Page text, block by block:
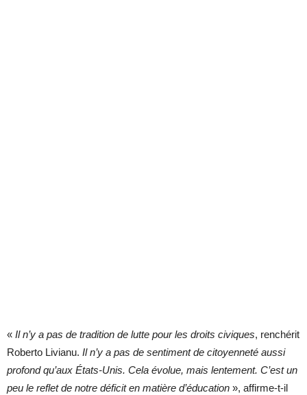
« Il n’y a pas de tradition de lutte pour les droits civiques, renchérit
Roberto Livianu. Il n’y a pas de sentiment de citoyenneté aussi
profond qu’aux États-Unis. Cela évolue, mais lentement. C’est un
peu le reflet de notre déficit en matière d’éducation », affirme-t-il